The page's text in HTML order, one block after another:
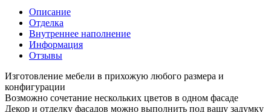
Описание
Отделка
Внутреннее наполнение
Информация
Отзывы
Изготовление мебели в прихожую любого размера и
конфигурации
Возможно сочетание нескольких цветов в одном фасаде
Декор и отделку фасадов можно выполнить под вашу задумку